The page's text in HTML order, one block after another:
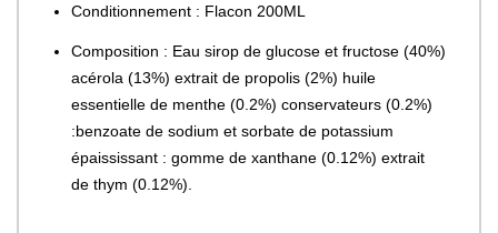
Conditionnement : Flacon 200ML
Composition : Eau sirop de glucose et fructose (40%)
acérola (13%) extrait de propolis (2%) huile
essentielle de menthe (0.2%) conservateurs (0.2%)
:benzoate de sodium et sorbate de potassium
épaississant : gomme de xanthane (0.12%) extrait
de thym (0.12%).